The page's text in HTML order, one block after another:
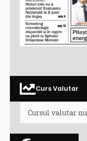
Curs Valutar
Cursul valutar